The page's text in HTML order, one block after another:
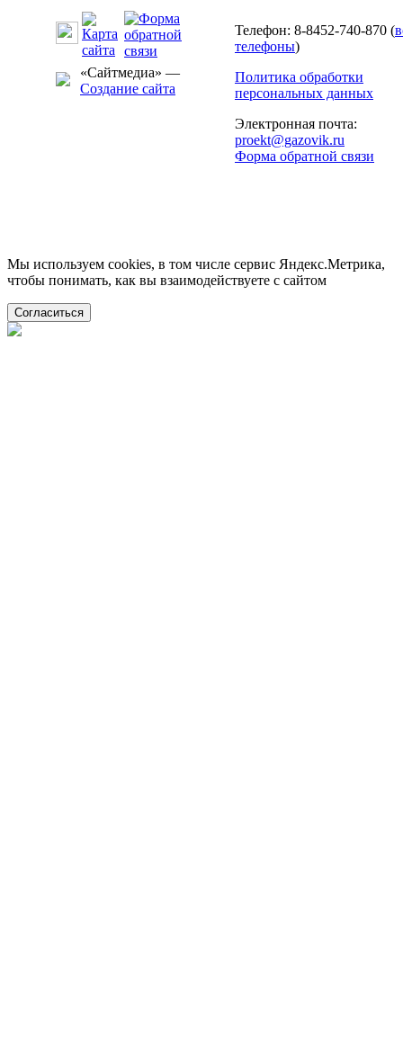
«Сайтмедиа» —
Создание сайта
Телефон: 8-8452-740-870 (
телефоны)
Политика обработки
персональных данных
Электронная почта:
proekt@gazovik.ru
Форма обратной связи
Мы используем cookies, в том числе сервис Яндекс.Метрика,
чтобы понимать, как вы взаимодействуете с сайтом
Согласиться